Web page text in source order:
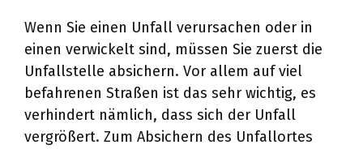
Wenn Sie einen Unfall verursachen oder in
einen verwickelt sind, müssen Sie zuerst die
Unfallstelle absichern. Vor allem auf viel
befahrenen Straßen ist das sehr wichtig, es
verhindert nämlich, dass sich der Unfall
vergrößert. Zum Absichern des Unfallortes